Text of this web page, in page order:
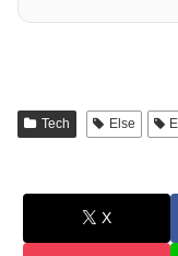
Tech Else
X